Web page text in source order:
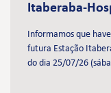
Itaberaba-
Informamos que
futura Estação
do dia 25/07/26